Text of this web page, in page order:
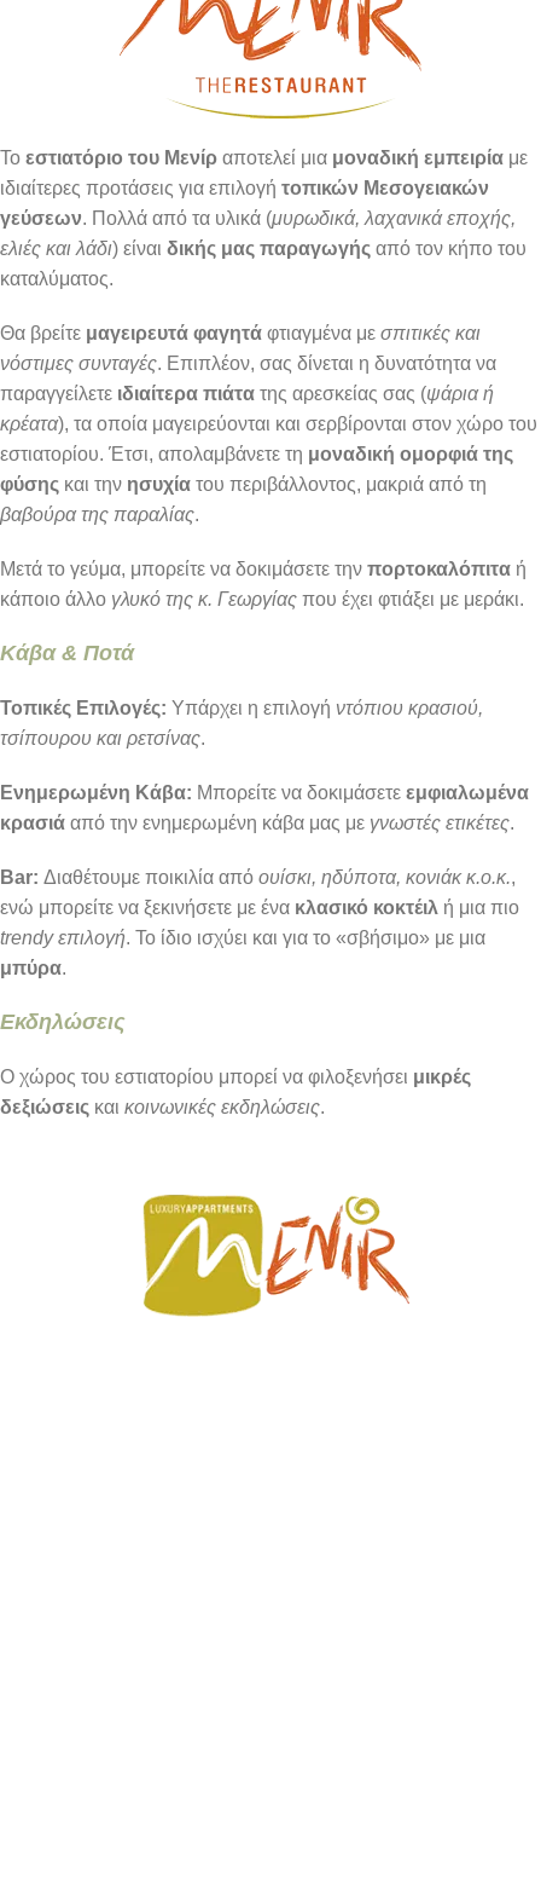
Το εστιατόριο του Μενίρ αποτελεί μια μοναδική εμπειρία με
ιδιαίτερες προτάσεις για επιλογή τοπικών Μεσογειακών
γεύσεων. Πολλά από τα υλικά (μυρωδικά, λαχανικά εποχής,
ελιές και λάδι) είναι δικής μας παραγωγής από τον κήπο του
καταλύματος.
Θα βρείτε μαγειρευτά φαγητά φτιαγμένα με σπιτικές και
νόστιμες συνταγές. Επιπλέον, σας δίνεται η δυνατότητα να
παραγγείλετε ιδιαίτερα πιάτα της αρεσκείας σας (ψάρια ή
κρέατα), τα οποία μαγειρεύονται και σερβίρονται στον χώρο του
εστιατορίου. Έτσι, απολαμβάνετε τη μοναδική ομορφιά της
φύσης και την ησυχία του περιβάλλοντος, μακριά από τη
βαβούρα της παραλίας.
Μετά το γεύμα, μπορείτε να δοκιμάσετε την πορτοκαλόπιτα ή
κάποιο άλλο γλυκό της κ. Γεωργίας που έχει φτιάξει με μεράκι.
Κάβα & Ποτά
Τοπικές Επιλογές: Υπάρχει η επιλογή ντόπιου κρασιού,
τσίπουρου και ρετσίνας.
Ενημερωμένη Κάβα: Μπορείτε να δοκιμάσετε εμφιαλωμένα
κρασιά από την ενημερωμένη κάβα μας με γνωστές ετικέτες.
Bar: Διαθέτουμε ποικιλία από ουίσκι, ηδύποτα, κονιάκ κ.ο.κ.,
ενώ μπορείτε να ξεκινήσετε με ένα κλασικό κοκτέιλ ή μια πιο
trendy επιλογή. Το ίδιο ισχύει και για το «σβήσιμο» με μια
μπύρα.
Εκδηλώσεις
Ο χώρος του εστιατορίου μπορεί να φιλοξενήσει μικρές
δεξιώσεις και κοινωνικές εκδηλώσεις.